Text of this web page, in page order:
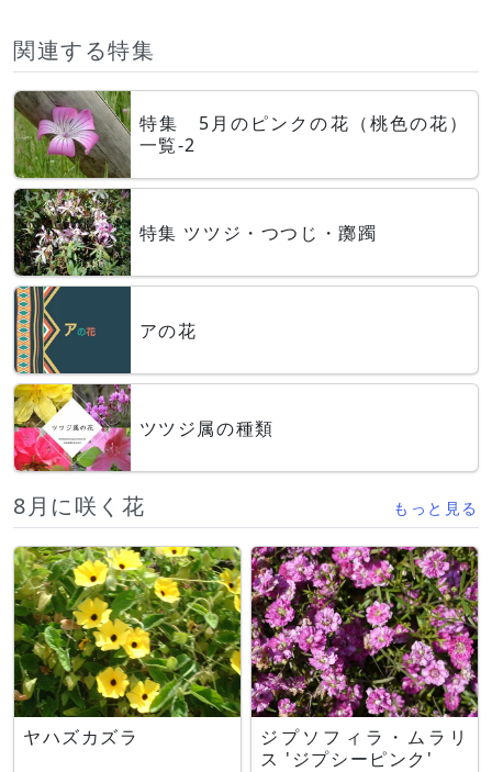
関連する特集
特集 5月のピンクの花（桃色の花）
一覧-2
特集 ツツジ・つつじ・躑躅
アの花
ツツジ属の種類
8月に咲く花 もっと見る
ヤハズカズラ
ジプソフィラ・ムラリ
ス 'ジプシーピンク'